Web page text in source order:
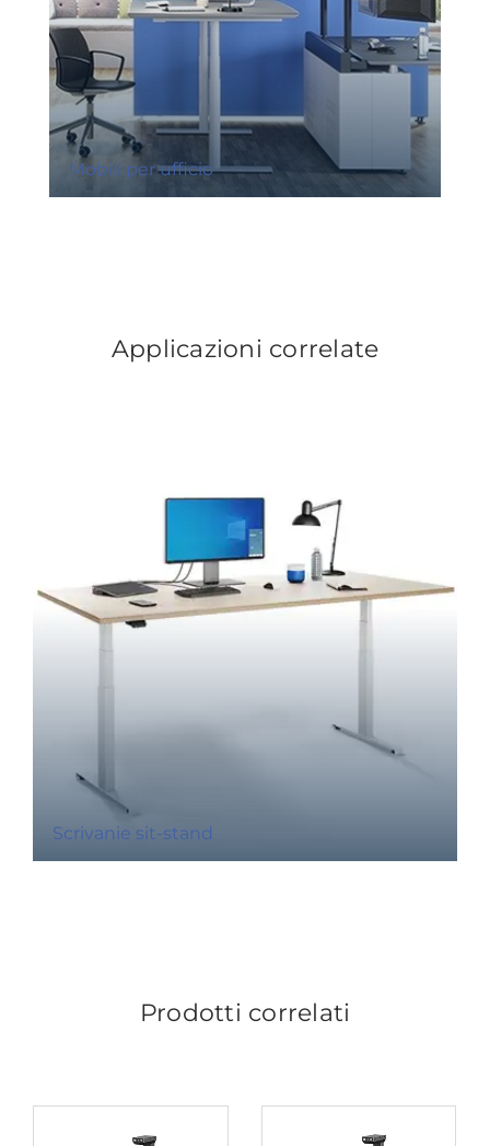
Mobili per ufficio
Applicazioni correlate
Scrivanie sit-stand
Prodotti correlati